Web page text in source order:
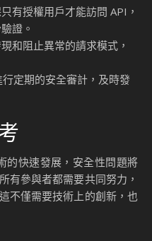
API 還存在其他潛在的
傑明・弗萊施的報告，API
取網站信息。這意味著攻擊
響
擊者可以通過操控 API 請